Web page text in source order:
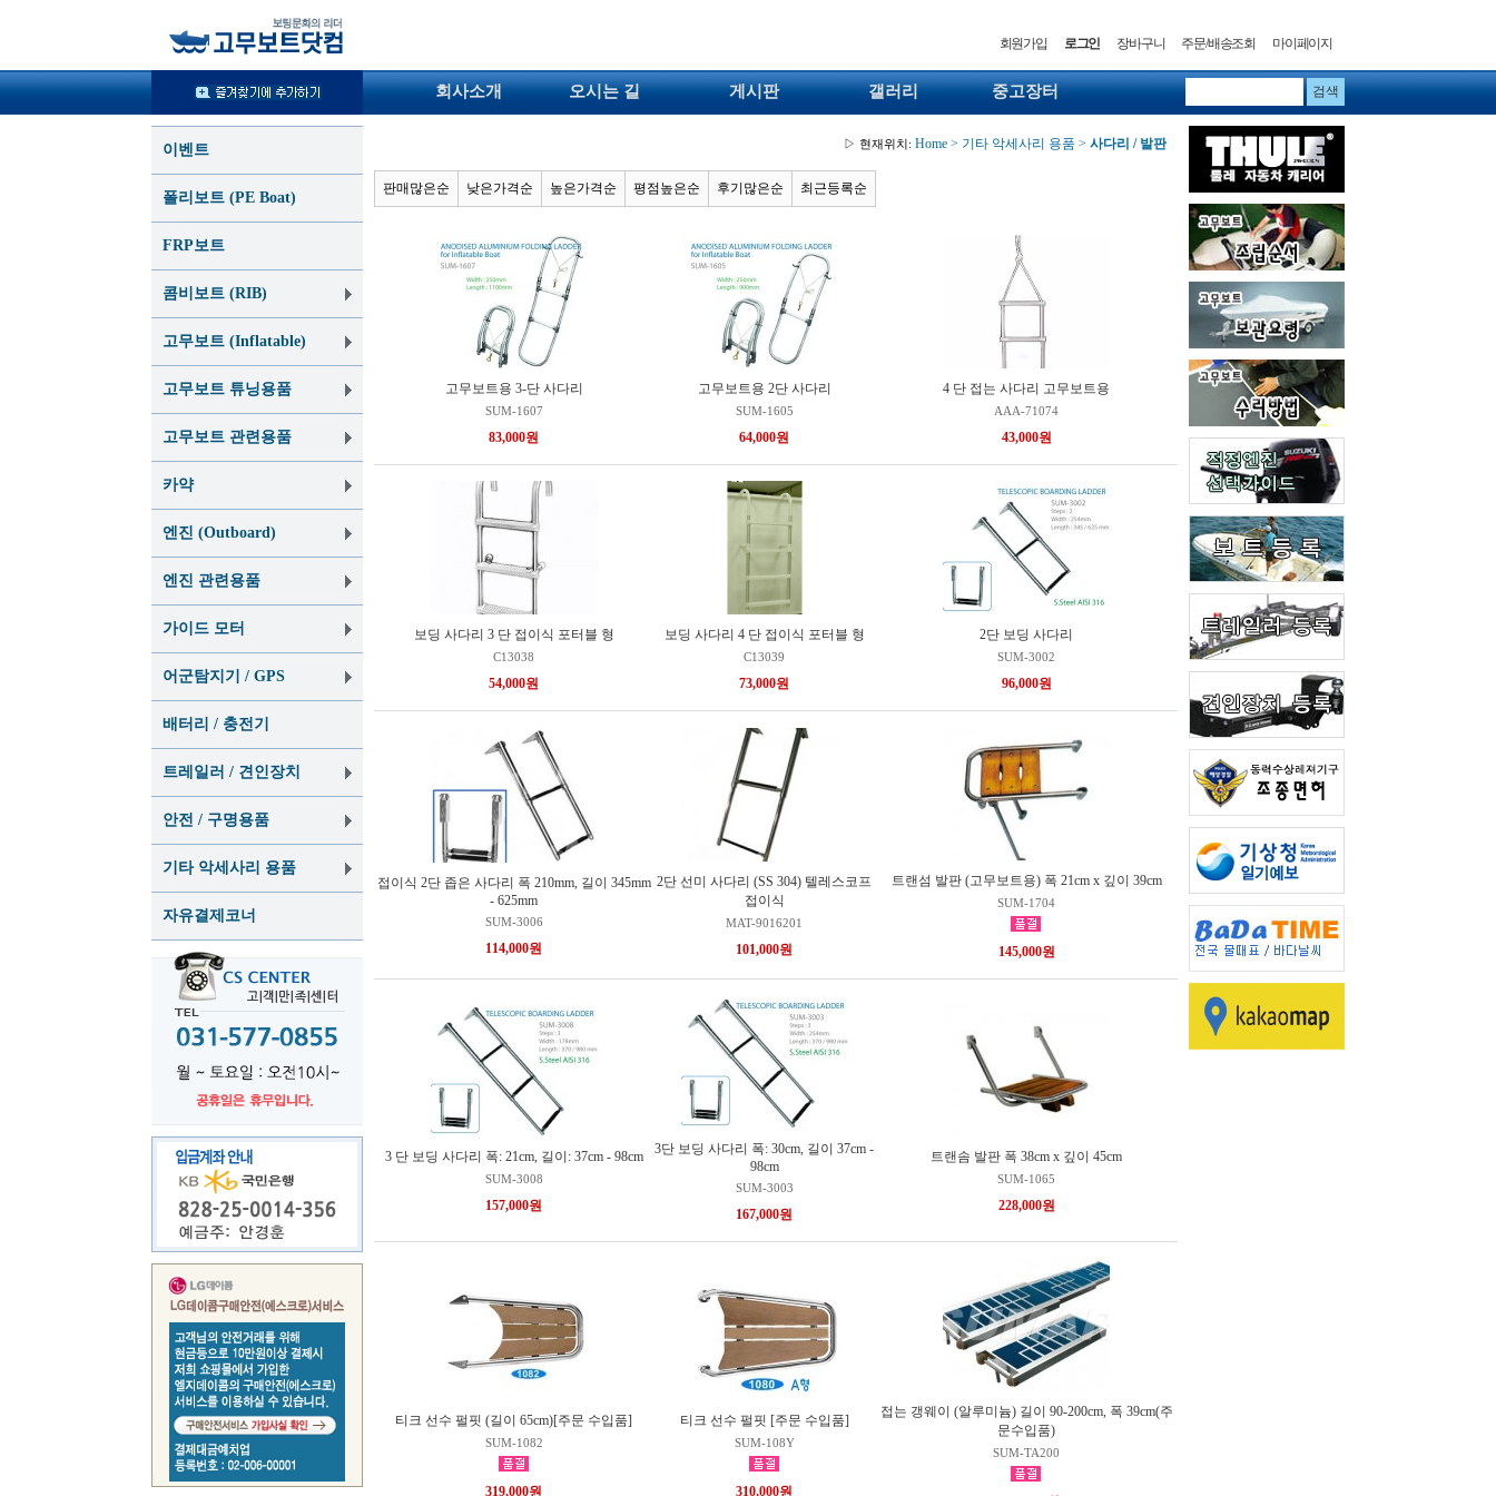
회원가입 로그인 장바구니 주문/배송조회 마이페이지
회사소개 오시는 길 게시판 갤러리 중고장터
이벤트
폴리보트 (PE Boat)
FRP보트
콤비보트 (RIB)
고무보트 (Inflatable)
고무보트 튜닝용품
고무보트 관련용품
카약
엔진 (Outboard)
엔진 관련용품
가이드 모터
어군탐지기 / GPS
배터리 / 충전기
트레일러 / 견인장치
안전 / 구명용품
기타 악세사리 용품
자유결제코너
▷ 현재위치: Home > 기타 악세사리 용품 > 사다리 / 발판
판매많은순 낮은가격순 높은가격순 평점높은순 후기많은순 최근등록순
고무보트용 3-단 사다리
SUM-1607
83,000원
고무보트용 2단 사다리
SUM-1605
64,000원
4 단 접는 사다리 고무보트용
AAA-71074
43,000원
보딩 사다리 3 단 접이식 포터블 형
C13038
54,000원
보딩 사다리 4 단 접이식 포터블 형
C13039
73,000원
2단 보딩 사다리
SUM-3002
96,000원
접이식 2단 좁은 사다리 폭 210mm, 길이 345mm
- 625mm
SUM-3006
114,000원
2단 선미 사다리 (SS 304) 텔레스코프
접이식
MAT-9016201
101,000원
트랜섬 발판 (고무보트용) 폭 21cm x 깊이 39cm
SUM-1704
145,000원
3 단 보딩 사다리 폭: 21cm, 길이: 37cm - 98cm
SUM-3008
157,000원
3단 보딩 사다리 폭: 30cm, 길이 37cm -
98cm
SUM-3003
167,000원
트랜솜 발판 폭 38cm x 깊이 45cm
SUM-1065
228,000원
티크 선수 펄핏 (길이 65cm)[주문 수입품]
SUM-1082
319,000원
티크 선수 펄핏 [주문 수입품]
SUM-108Y
310,000원
접는 갱웨이 (알루미늄) 길이 90-200cm, 폭 39cm(주
문수입품)
SUM-TA200